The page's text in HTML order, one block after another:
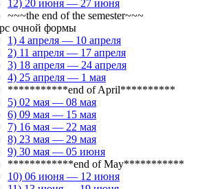
12) 20 июня — 27 июня
~~~the end of the semester~~~
очной формы
1) 4 апреля — 10 апреля
2) 11 апреля — 17 апреля
3) 18 апреля — 24 апреля
4) 25 апреля — 1 мая
***********end of April**********
5) 02 мая — 08 мая
6) 09 мая — 15 мая
7) 16 мая — 22 мая
8) 23 мая — 29 мая
9) 30 мая — 05 июня
************end of May***********
10) 06 июня — 12 июня